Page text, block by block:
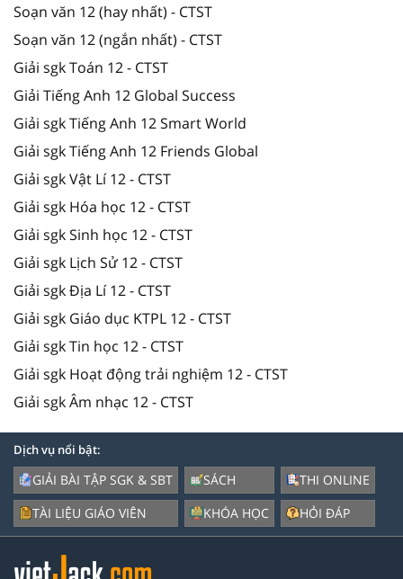
Soạn văn 12 (hay nhất) - CTST
Soạn văn 12 (ngắn nhất) - CTST
Giải sgk Toán 12 - CTST
Giải Tiếng Anh 12 Global Success
Giải sgk Tiếng Anh 12 Smart World
Giải sgk Tiếng Anh 12 Friends Global
Giải sgk Vật Lí 12 - CTST
Giải sgk Hóa học 12 - CTST
Giải sgk Sinh học 12 - CTST
Giải sgk Lịch Sử 12 - CTST
Giải sgk Địa Lí 12 - CTST
Giải sgk Giáo dục KTPL 12 - CTST
Giải sgk Tin học 12 - CTST
Giải sgk Hoạt động trải nghiệm 12 - CTST
Giải sgk Âm nhạc 12 - CTST
Dịch vụ nổi bật:
GIẢI BÀI TẬP SGK & SBT
TÀI LIỆU GIÁO VIÊN
SÁCH
KHÓA HỌC
THI ONLINE
HỎI ĐÁP